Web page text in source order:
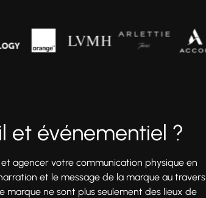
et événementiel ?
agencer votre communication physique en
et le message de la marque au travers
marque ne sont plus seulement des lieux de